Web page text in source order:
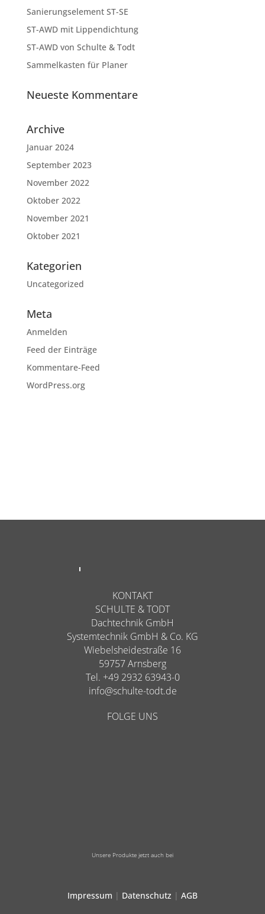
Sanierungselement ST-SE
ST-AWD mit Lippendichtung
ST-AWD von Schulte & Todt
Sammelkasten für Planer
Neueste Kommentare
Archive
Januar 2024
September 2023
November 2022
Oktober 2022
November 2021
Oktober 2021
Kategorien
Uncategorized
Meta
Anmelden
Feed der Einträge
Kommentare-Feed
WordPress.org
KONTAKT
SCHULTE & TODT
Dachtechnik GmbH
Systemtechnik GmbH & Co. KG
Wiebelsheidestraße 16
59757 Arnsberg
Tel. +49 2932 63943-0
info@schulte-todt.de
FOLGE UNS
Unsere Produkte jetzt auch bei
Impressum | Datenschutz | AGB